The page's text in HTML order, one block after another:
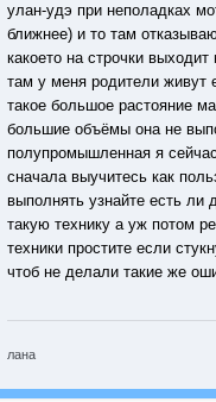
улан-удэ при неполадках
ближнее) и то там
какоето на строчки
там у меня родители живут
такое большое растояние
большие объёмы она не
полупромышленная я
сначала выучитесь как
выполнять узнайте есть ли
такую технику а уж потом
техники простите если
чтоб не делали такие же
лана